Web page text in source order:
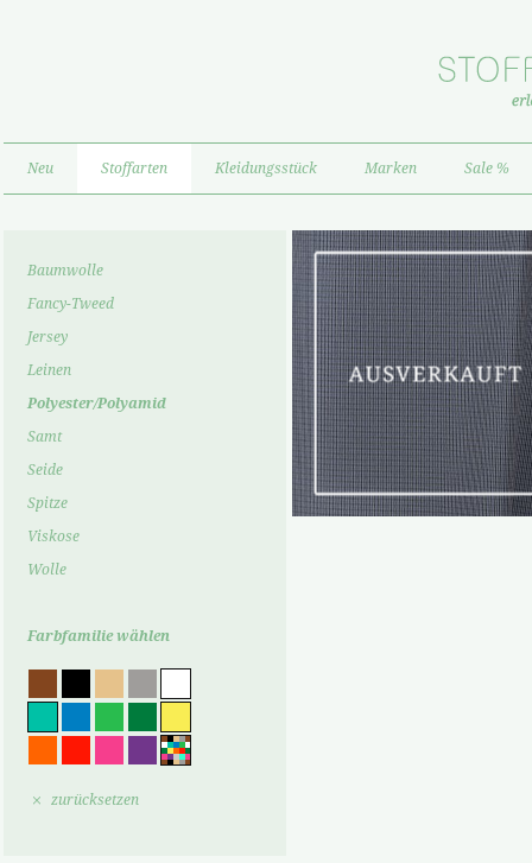
Neu Stoffarten Kleidungsstück Marken Sale %
Baumwolle
Fancy-Tweed
Jersey
Leinen
Polyester/Polyamid
Samt
Seide
Spitze
Viskose
Wolle
Farbfamilie wählen
zurücksetzen